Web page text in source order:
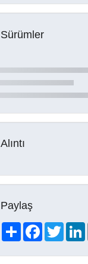
Sürümler
Alıntı
Paylaş
ShareFacebookTwitter